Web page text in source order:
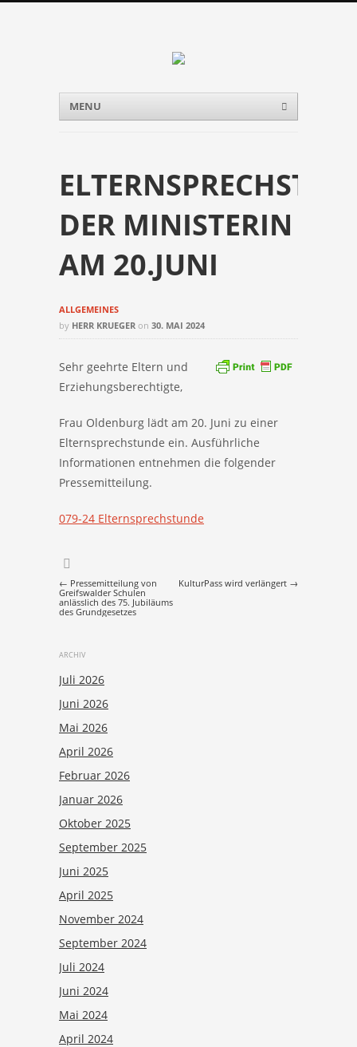
Menu
Skip to content
MENU
DER MINISTERIN
AM 20.JUNI
ALLGEMEINES
by HERR KRUEGER on 30. MAI 2024
Sehr geehrte Eltern und
Erziehungsberechtigte,
Frau Oldenburg lädt am 20. Juni zu einer
Elternsprechstunde ein. Ausführliche
Informationen entnehmen die folgender
Pressemitteilung.
079-24 Elternsprechstunde
Post navigation
← Pressemitteilung von
Greifswalder Schulen
anlässlich des 75. Jubiläums
des Grundgesetzes
KulturPass wird verlängert →
ARCHIV
Juli 2026
Juni 2026
Mai 2026
April 2026
Februar 2026
Januar 2026
Oktober 2025
September 2025
Juni 2025
April 2025
November 2024
September 2024
Juli 2024
Juni 2024
Mai 2024
April 2024